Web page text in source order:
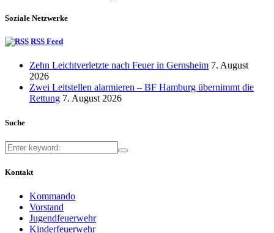
Soziale Netzwerke
RSS Feed
Zehn Leichtverletzte nach Feuer in Gernsheim 7. August
2026
Zwei Leitstellen alarmieren – BF Hamburg übernimmt die
Rettung 7. August 2026
Suche
Kontakt
Kommando
Vorstand
Jugendfeuerwehr
Kinderfeuerwehr